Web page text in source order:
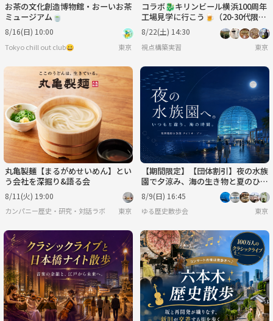
お茶の文化創造博物館・おーいお茶
ミュージアム🍵
8/16(日) 10:00
Tokyo chill out club😀 東京
コラボ🐉キリンビール横浜100周年
工場見学に行こう🍺（20-30代限
定）増枠
8/22(土) 14:30
視点構築実習 東京
丸亀製麺【まるがめせいめん】とい
う会社を深掘り&語る会
8/11(火) 19:00
カンパニー歴史・研究・対話ラボ 東京
【期間限定】【団体割引】夜の水族
園で夕涼み、海の生き物と夏のひん
やり時間を楽しもう🐟✨
8/9(日) 16:45
ゆる歴史散歩会 東京